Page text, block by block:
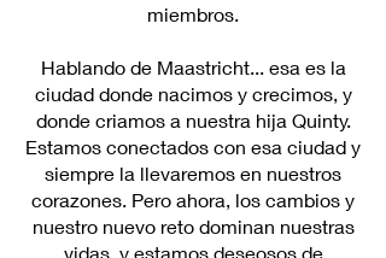
miembros.
Hablando de Maastricht... esa es la
ciudad donde nacimos y crecimos, y
donde criamos a nuestra hija Quinty.
Estamos conectados con esa ciudad y
siempre la llevaremos en nuestros
corazones. Pero ahora, los cambios y
nuestro nuevo reto dominan nuestras
vidas, y estamos deseosos de